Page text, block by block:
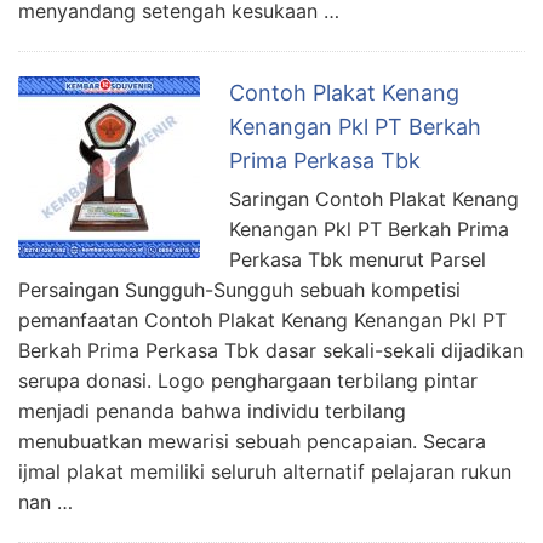
menyandang setengah kesukaan …
Contoh Plakat Kenang
Kenangan Pkl PT Berkah
Prima Perkasa Tbk
Saringan Contoh Plakat Kenang
Kenangan Pkl PT Berkah Prima
Perkasa Tbk menurut Parsel
Persaingan Sungguh-Sungguh sebuah kompetisi
pemanfaatan Contoh Plakat Kenang Kenangan Pkl PT
Berkah Prima Perkasa Tbk dasar sekali-sekali dijadikan
serupa donasi. Logo penghargaan terbilang pintar
menjadi penanda bahwa individu terbilang
menubuatkan mewarisi sebuah pencapaian. Secara
ijmal plakat memiliki seluruh alternatif pelajaran rukun
nan …